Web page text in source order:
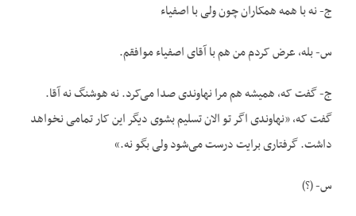
ج- نه با همه همکاران چون ولی با اصفیاء
س- بله، عرض کردم من هم با آقای اصفیاء موافقم.
ج- گفت که، همیشه هم مرا نهاوندی صدا می‌کرد. نه هوشنگ نه آقا.
گفت که، «نهاوندی اگر تو الان تسلیم بشوی دیگر این کار تمامی نخواهد
داشت. گرفتاری برایت درست می‌شود ولی بگو نه.»
س- (؟)